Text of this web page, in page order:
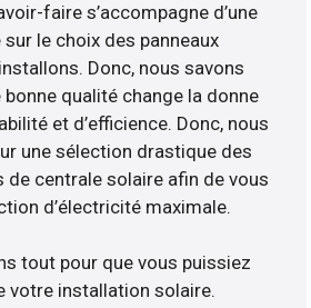
faire s’accompagne d’une
le choix des panneaux
Donc, nous savons
qualité change la donne
et d’efficience. Donc, nous
une sélection drastique des
de centrale solaire afin de vous
d’électricité maximale.
tout pour que vous puissiez
votre installation solaire.